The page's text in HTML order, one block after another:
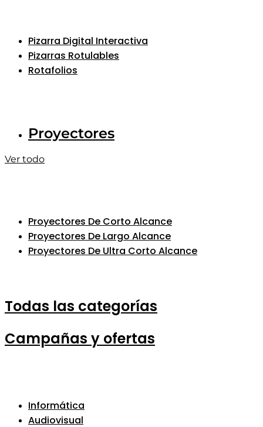
Pizarra Digital Interactiva
Pizarras Rotulables
Rotafolios
Proyectores
Ver todo
Proyectores De Corto Alcance
Proyectores De Largo Alcance
Proyectores De Ultra Corto Alcance
Todas las categorías
Campañas y ofertas
Informática
Audiovisual